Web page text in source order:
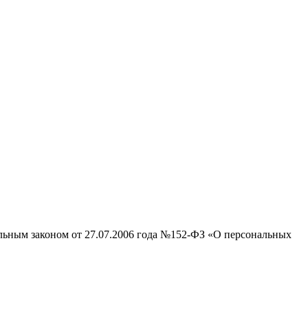
законом от 27.07.2006 года №152-ФЗ «О персональных